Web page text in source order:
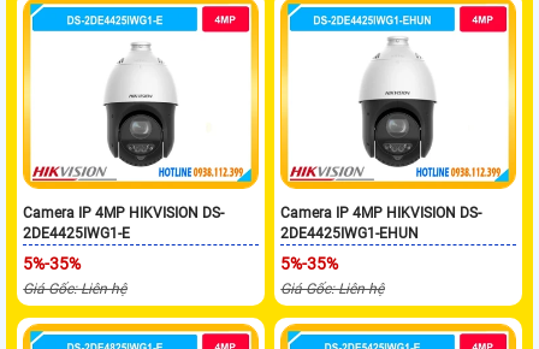
Camera IP 4MP HIKVISION DS-
2DE4425IWG1-E
5%-35%
Giá Gốc: Liên hệ
Camera IP 4MP HIKVISION DS-
2DE4425IWG1-EHUN
5%-35%
Giá Gốc: Liên hệ